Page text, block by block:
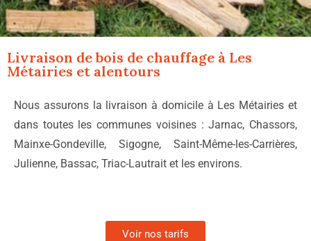
Livraison de bois de chauffage à Les
Métairies et alentours
Nous assurons la livraison à domicile à Les Métairies et
dans toutes les communes voisines : Jarnac, Chassors,
Mainxe-Gondeville, Sigogne, Saint-Même-les-Carrières,
Julienne, Bassac, Triac-Lautrait et les environs.
Voir nos tarifs